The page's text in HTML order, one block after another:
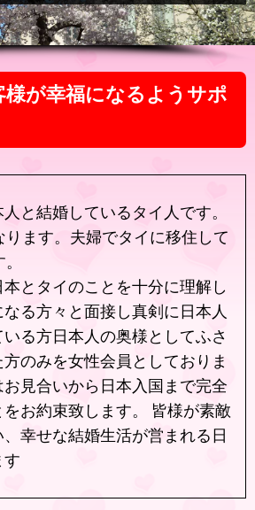
が幸福になるようサポ
と結婚しているタイ人です。
ます。夫婦でタイに移住して
とタイのことを十分に理解し
る方々と面接し真剣に日本人
る方日本人の奥様としてふさ
のみを女性会員としておりま
見合いから日本入国まで完全
お約束致します。 皆様が素敵
幸せな結婚生活が営まれる日
す